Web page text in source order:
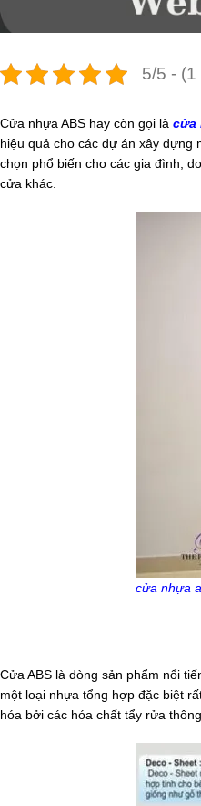
5/5 -
Cửa nhựa ABS hay còn gọi là cửa
hiệu quả cho các dự án xây dựng
chọn phổ biến cho các gia đình,
cửa khác.
cửa nhựa
Cửa ABS là dòng sản phẩm nổi
một loại nhựa tổng hợp đặc biệt
hóa bởi các hóa chất tẩy rửa